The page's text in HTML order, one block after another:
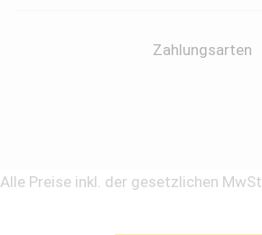
Zahlungsarten
Alle Preise inkl. der gesetzlichen MwSt.